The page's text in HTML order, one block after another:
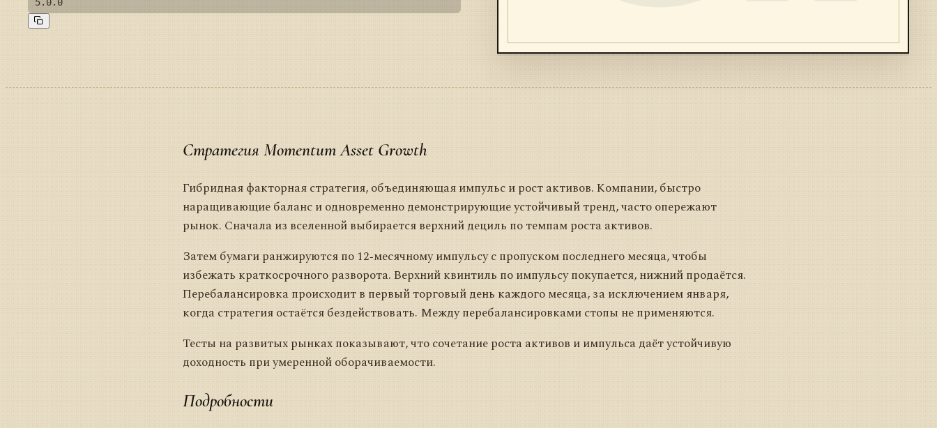
Стратегия Momentum Asset Growth
Гибридная факторная стратегия, объединяющая импульс и рост активов. Компании, быстро
наращивающие баланс и одновременно демонстрирующие устойчивый тренд, часто опережают
рынок. Сначала из вселенной выбирается верхний дециль по темпам роста активов.
Затем бумаги ранжируются по 12‑месячному импульсу с пропуском последнего месяца, чтобы
избежать краткосрочного разворота. Верхний квинтиль по импульсу покупается, нижний продаётся.
Перебалансировка происходит в первый торговый день каждого месяца, за исключением января,
когда стратегия остаётся бездействовать. Между перебалансировками стопы не применяются.
Тесты на развитых рынках показывают, что сочетание роста активов и импульса даёт устойчивую
доходность при умеренной оборачиваемости.
Подробности